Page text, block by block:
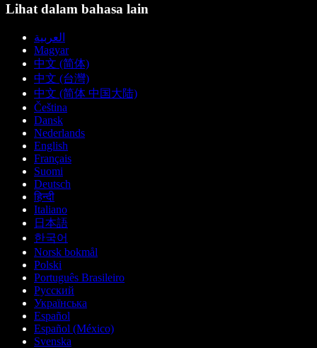
Lihat dalam bahasa lain
العربية
Magyar
中文 (简体)
中文 (台灣)
中文 (简体 中国大陆)
Čeština
Dansk
Nederlands
English
Français
Suomi
Deutsch
हिन्दी
Italiano
日本語
한국어
Norsk bokmål
Polski
Português Brasileiro
Русский
Українська
Español
Español (México)
Svenska